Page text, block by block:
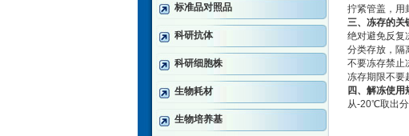
标准品对照品
科研抗体
科研细胞株
生物耗材
生物培养基
拧紧管盖，用
三、冻存的关
绝对避免反复
分类存放，隔
不要冻存禁止
冻存期限不要
四、解冻使用
从-20℃取出分